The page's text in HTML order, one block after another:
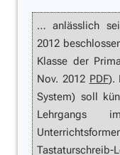
… anlässlich
2012
Klasse der
Nov. 2012 PDF).
System) soll
Lehrgangs